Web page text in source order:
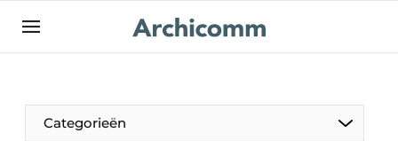
NL be-FR
Categorieën